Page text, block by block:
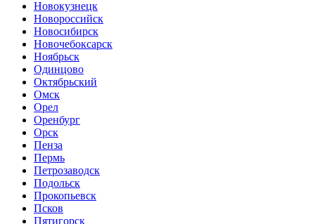
Новокузнецк
Новороссийск
Новосибирск
Новочебоксарск
Ноябрьск
Одинцово
Октябрьский
Омск
Орел
Оренбург
Орск
Пенза
Пермь
Петрозаводск
Подольск
Прокопьевск
Псков
Пятигорск